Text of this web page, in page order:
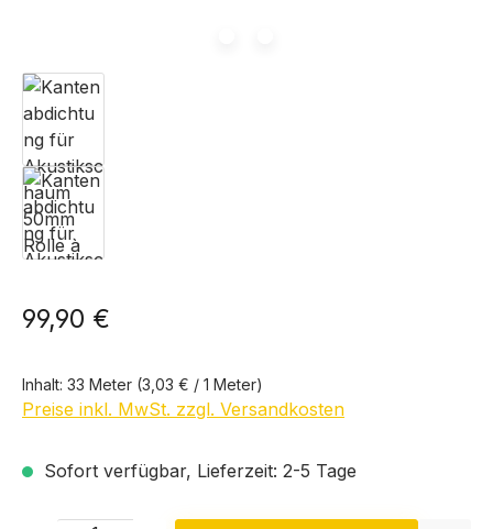
99,90 €
Inhalt: 33 Meter (3,03 € / 1 Meter)
Preise inkl. MwSt. zzgl. Versandkosten
Sofort verfügbar, Lieferzeit: 2-5 Tage